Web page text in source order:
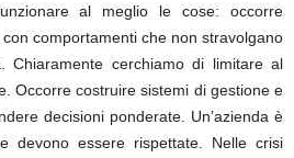
al meglio le cose: occorre
comportamenti che non stravolgano
Chiaramente cerchiamo di limitare al
Occorre costruire sistemi di gestione e
decisioni ponderate. Un’azienda è
devono essere rispettate. Nelle crisi